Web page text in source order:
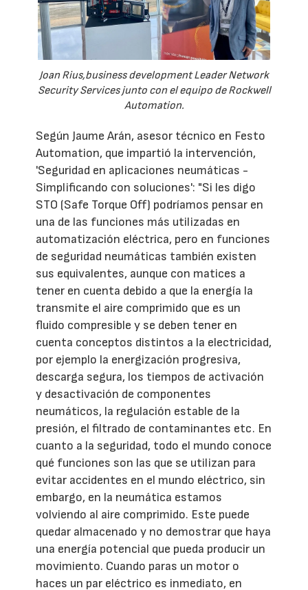
Joan Rius,business development Leader Network
Security Services junto con el equipo de Rockwell
Automation.
Según Jaume Arán, asesor técnico en Festo
Automation, que impartió la intervención,
'Seguridad en aplicaciones neumáticas -
Simplificando con soluciones': "Si les digo
STO (Safe Torque Off) podríamos pensar en
una de las funciones más utilizadas en
automatización eléctrica, pero en funciones
de seguridad neumáticas también existen
sus equivalentes, aunque con matices a
tener en cuenta debido a que la energía la
transmite el aire comprimido que es un
fluido compresible y se deben tener en
cuenta conceptos distintos a la electricidad,
por ejemplo la energización progresiva,
descarga segura, los tiempos de activación
y desactivación de componentes
neumáticos, la regulación estable de la
presión, el filtrado de contaminantes etc. En
cuanto a la seguridad, todo el mundo conoce
qué funciones son las que se utilizan para
evitar accidentes en el mundo eléctrico, sin
embargo, en la neumática estamos
volviendo al aire comprimido. Este puede
quedar almacenado y no demostrar que haya
una energía potencial que pueda producir un
movimiento. Cuando paras un motor o
haces un par eléctrico es inmediato, en